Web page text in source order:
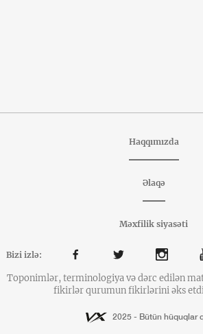
Haqqımızda
Əlaqə
Məxfilik siyasəti
Bizi izlə:
Toponimlər, terminologiya və dərc edilən
fikirlər qurumun fikirlərini əks
2025 - Bütün hüquqlar